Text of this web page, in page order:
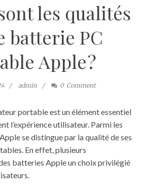
les qualités
batterie PC
Apple ?
admin 0 Comment
portable est un élément essentiel
l’expérience utilisateur. Parmi les
se distingue par la qualité de ses
En effet, plusieurs
batteries Apple un choix privilégié